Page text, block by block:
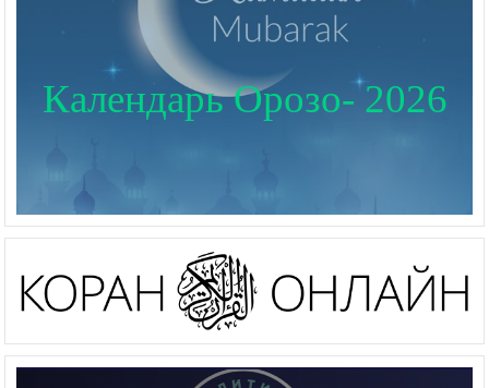
Календарь Орозо- 2026